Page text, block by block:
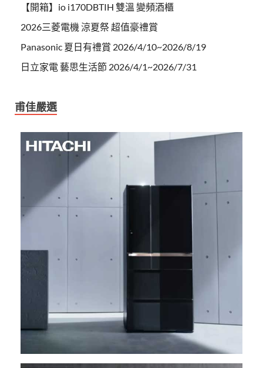
【開箱】io i170DBTIH 雙溫 變頻酒櫃
2026三菱電機 涼夏祭 超值豪禮賞
Panasonic 夏日有禮賞 2026/4/10~2026/8/19
日立家電 藝思生活節 2026/4/1~2026/7/31
甫佳嚴選